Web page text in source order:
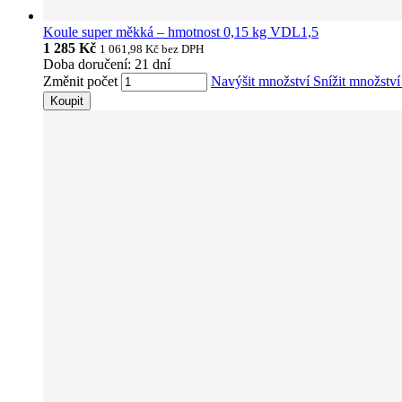
Koule super měkká – hmotnost 0,15 kg VDL1,5
1 285 Kč 1 061,98 Kč bez DPH
Doba doručení: 21 dní
Změnit počet
Navýšit množství Snížit
Koupit